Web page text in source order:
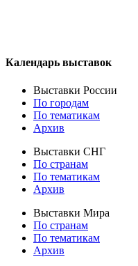
Календарь выставок
Выставки России
По городам
По тематикам
Архив
Выставки СНГ
По странам
По тематикам
Архив
Выставки Мира
По странам
По тематикам
Архив